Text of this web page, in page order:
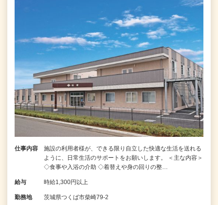
仕事内容
施設の利用者様が、できる限り自立した快適な生活を送れる
ように、日常生活のサポートをお願いします。 ＜主な内容＞
◇食事や入浴の介助 ◇着替えや身の回りの整…
給与 時給1,300円以上
勤務地 茨城県つくば市柴崎79-2